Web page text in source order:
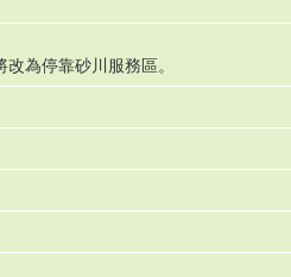
為停靠砂川服務區。